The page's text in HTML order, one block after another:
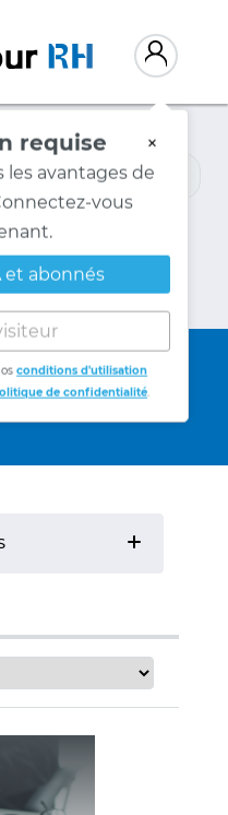
requise ×
avantages de
vous
et abonnés
conditions d'utilisation
de confidentialité.
CONTENU /